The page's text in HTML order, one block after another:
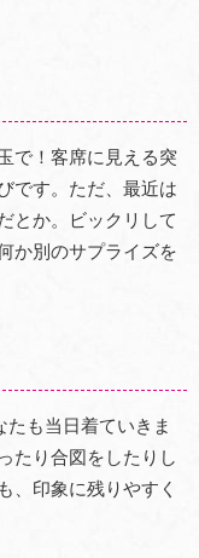
で！客席に見える突
です。ただ、最近は
とか。ビックリして
か別のサプライズを
も当日着ていきま
たり合図をしたりし
、印象に残りやすく